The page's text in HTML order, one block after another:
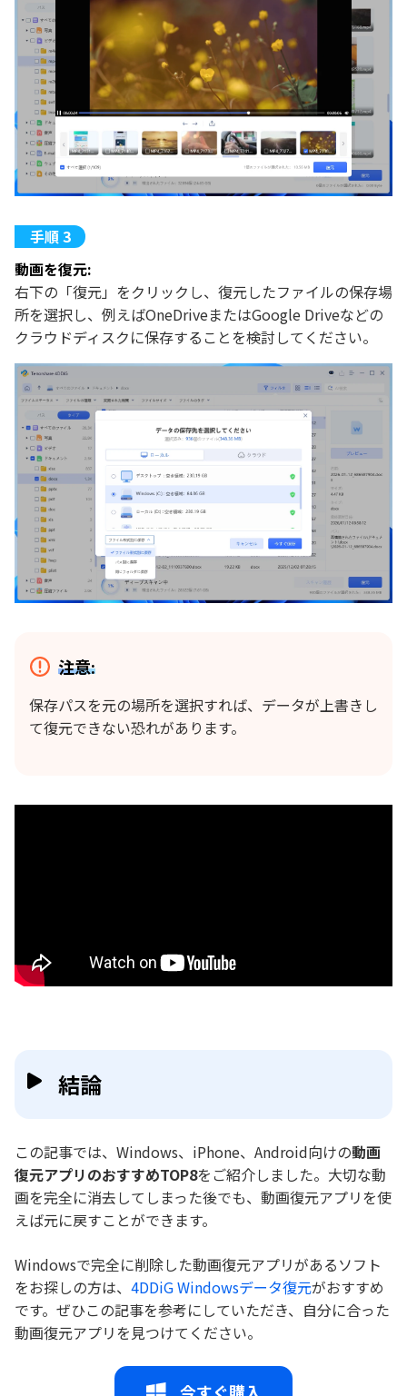
動画を復元:
右下の「復元」をクリックし、復元したファイルの保存場
所を選択し、例えばOneDriveまたはGoogle Driveなどの
クラウドディスクに保存することを検討してください。
注意:
保存パスを元の場所を選択すれば、データが上書きし
て復元できない恐れがあります。
結論
この記事では、Windows、iPhone、Android向けの動画
復元アプリのおすすめTOP8をご紹介しました。大切な動
画を完全に消去してしまった後でも、動画復元アプリを使
えば元に戻すことができます。
Windowsで完全に削除した動画復元アプリがあるソフト
をお探しの方は、 4DDiG Windowsデータ復元がおすすめ
です。ぜひこの記事を参考にしていただき、自分に合った
動画復元アプリを見つけてください。
今すぐ購入